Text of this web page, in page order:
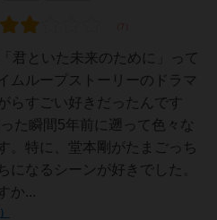
君といた未来のために」って
ムループストーリーのドラマ
らすごい好きだったんです
た瞬間5年前に遡って色々な
。特に、堂本剛がたまごっち
になるシーンが好きでした。
か...